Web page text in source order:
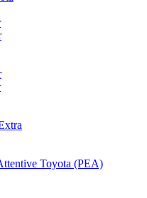
Toyota (PEA)